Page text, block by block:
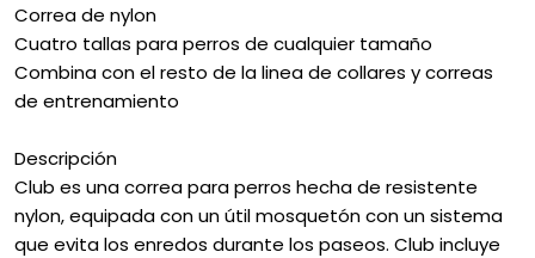
Correa de nylon
Cuatro tallas para perros de cualquier tamaño
Combina con el resto de la linea de collares y correas
de entrenamiento
Descripción
Club es una correa para perros hecha de resistente
nylon, equipada con un útil mosquetón con un sistema
que evita los enredos durante los paseos. Club incluye